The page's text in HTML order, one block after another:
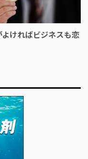
ければビジネスも恋